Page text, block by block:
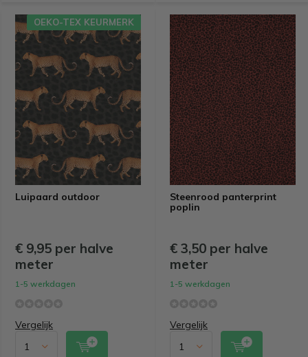
Luipaard outdoor
OEKO-TEX KEURMERK
€ 9,95 per halve
meter
1-5 werkdagen
Vergelijk
Steenrood panterprint
poplin
€ 3,50 per halve
meter
1-5 werkdagen
Vergelijk